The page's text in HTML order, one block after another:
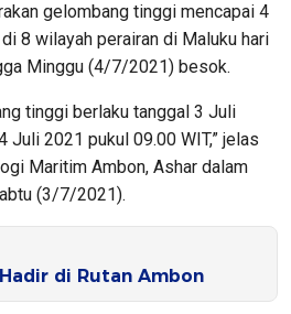
gelombang tinggi mencapai 4
8 wilayah perairan di Maluku hari
Minggu (4/7/2021) besok.
tinggi berlaku tanggal 3 Juli
Juli 2021 pukul 09.00 WIT,” jelas
Maritim Ambon, Ashar dalam
(3/7/2021).
di Rutan Ambon